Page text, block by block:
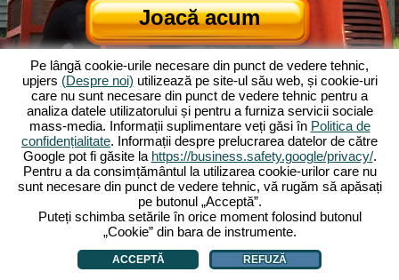
Joacă acum
Despre Ferma Veselă|Povestea din spatele jocului de browser|
Caracteristicile|TCG|Contact/Credite|Declarația de confidențialitate|
|My Free Farm 2 App|Google Play
Jocuri de browser - Upjers.com|Gestionarea cookie-urilor
Pe lângă cookie-urile necesare din punct de vedere tehnic,
upjers (Despre noi) utilizează pe site-ul său web, și cookie-uri
care nu sunt necesare din punct de vedere tehnic pentru a
analiza datele utilizatorului și pentru a furniza servicii sociale
mass-media. Informații suplimentare veți găsi în Politica de
confidențialitate. Informații despre prelucrarea datelor de către
Google pot fi găsite la https://business.safety.google/privacy/.
Pentru a da consimțământul la utilizarea cookie-urilor care nu
sunt necesare din punct de vedere tehnic, vă rugăm să apăsați
pe butonul „Acceptă”.
Puteți schimba setările în orice moment folosind butonul
„Cookie” din bara de instrumente.
ACCEPTĂ REFUZĂ